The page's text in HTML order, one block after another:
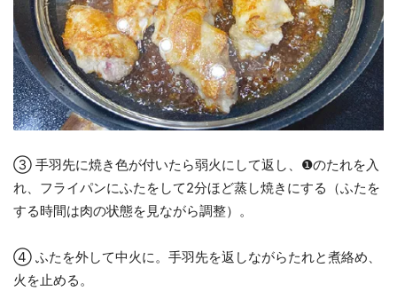
③ 手羽先に焼き色が付いたら弱火にして返し、❶のたれを入
れ、フライパンにふたをして2分ほど蒸し焼きにする（ふたを
する時間は肉の状態を見ながら調整）。
④ ふたを外して中火に。手羽先を返しながらたれと煮絡め、
火を止める。